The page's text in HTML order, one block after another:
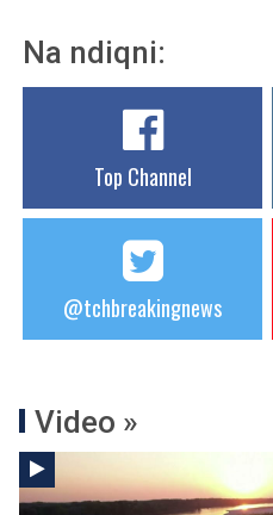
Na ndiqni:
Top Channel
@tchbreakingnews
Video »